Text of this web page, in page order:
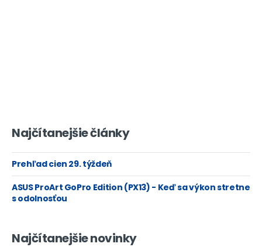
Najčítanejšie články
Prehľad cien 29. týždeň
ASUS ProArt GoPro Edition (PX13) - Keď sa výkon stretne
s odolnosťou
Najčítanejšie novinky